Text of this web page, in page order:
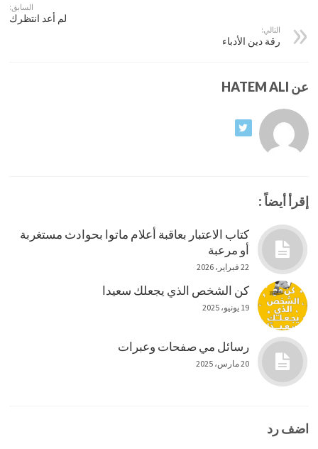
السابق:
لم أعد انتظرك
التالي:
رقة دين الأدباء
عن HATEM ALI
إقرأ أيضاً :
كتاب الاعتبار بعاقبة أعلام ماتوا بحوادث مستغربة
أو مرعبة
22 فبراير، 2026
كن الشخص الذي يجعلك سعيدا
19 يونيو، 2025
رسائل مي صفحات وعبرات
20 مارس، 2025
اضف رد